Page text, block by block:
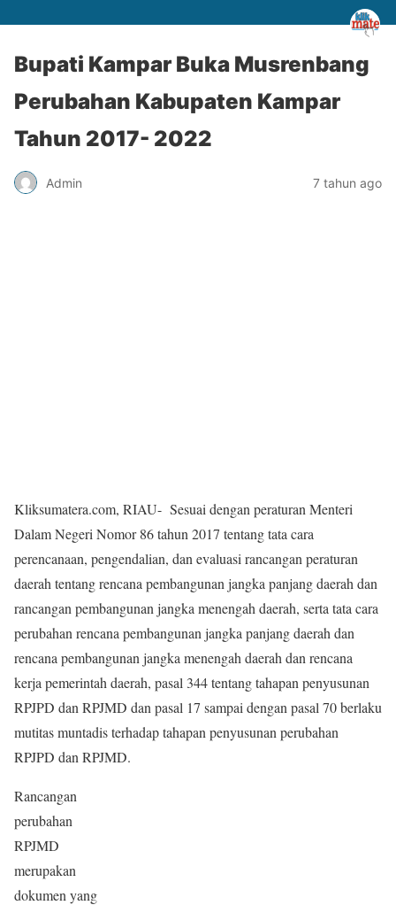
Bupati Kampar Buka Musrenbang
Perubahan Kabupaten Kampar
Tahun 2017- 2022
Admin 7 tahun ago
Kliksumatera.com, RIAU- Sesuai dengan peraturan Menteri
Dalam Negeri Nomor 86 tahun 2017 tentang tata cara
perencanaan, pengendalian, dan evaluasi rancangan peraturan
daerah tentang rencana pembangunan jangka panjang daerah dan
rancangan pembangunan jangka menengah daerah, serta tata cara
perubahan rencana pembangunan jangka panjang daerah dan
rencana pembangunan jangka menengah daerah dan rencana
kerja pemerintah daerah, pasal 344 tentang tahapan penyusunan
RPJPD dan RPJMD dan pasal 17 sampai dengan pasal 70 berlaku
mutitas muntadis terhadap tahapan penyusunan perubahan
RPJPD dan RPJMD.
Rancangan
perubahan
RPJMD
merupakan
dokumen yang